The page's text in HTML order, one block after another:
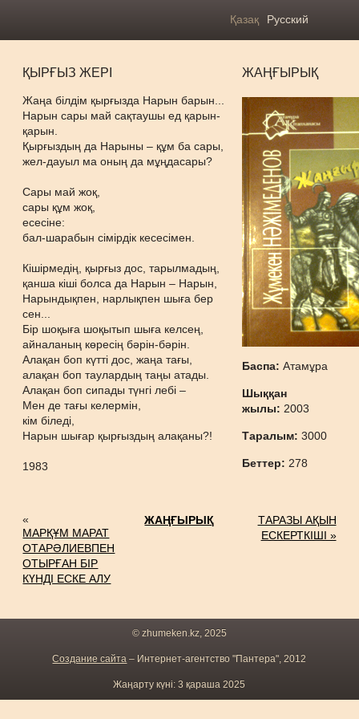
Қазақ Русский
ҚЫРҒЫЗ ЖЕРІ
Жаңа білдім қырғызда Нарын барын...
Нарын сары май сақтаушы ед қарын-
қарын.
Қырғыздың да Нарыны – құм ба сары,
жел-дауыл ма оның да мұңдасары?
Сары май жоқ,
сары құм жоқ,
есесіне:
бал-шарабын сімірдік кесесімен.
Кішірмедің, қырғыз дос, тарылмадың,
қанша кіші болса да Нарын – Нарын,
Нарындықпен, нарлықпен шыға бер
сен...
Бір шоқыға шоқытып шыға келсең,
айналаның көресің бәрін-бәрін.
Алақан боп күтті дос, жаңа тағы,
алақан боп таулардың таңы атады.
Алақан боп сипады түнгі лебі –
Мен де тағы келермін,
кім біледі,
Нарын шығар қырғыздың алақаны?!
1983
ЖАҢҒЫРЫҚ
Баспа:Атамұра
Шыққан
жылы: 2003
Таралым:3000
Беттер: 278
«
МАРҚҰМ МАРАТ
ОТАРӘЛИЕВПЕН
ОТЫРҒАН БІР
КҮНДІ ЕСКЕ АЛУ
ЖАҢҒЫРЫҚ
ТАРАЗЫ АҚЫН
ЕСКЕРТКІШІ »
© zhumeken.kz, 2025
Создание сайта – Интернет-агентство "Пантера", 2012
Жаңарту күні: 3 қараша 2025